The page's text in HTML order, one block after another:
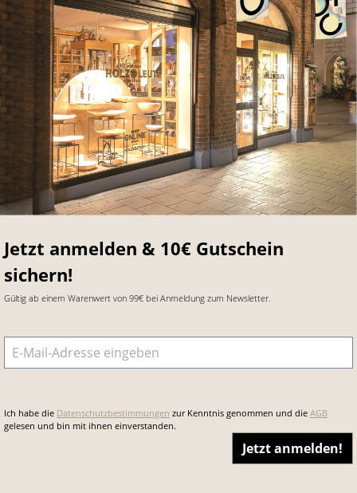
Jetzt anmelden & 10€ Gutschein
sichern!
Gültig ab einem Warenwert von 99€ bei Anmeldung zum Newsletter.
E-Mail-Adresse
Ich habe die Datenschutzbestimmungen zur Kenntnis genommen und die AGB
gelesen und bin mit ihnen einverstanden.
Jetzt anmelden!